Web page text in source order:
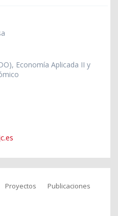
Economía Aplicada II y
Proyectos Publicaciones